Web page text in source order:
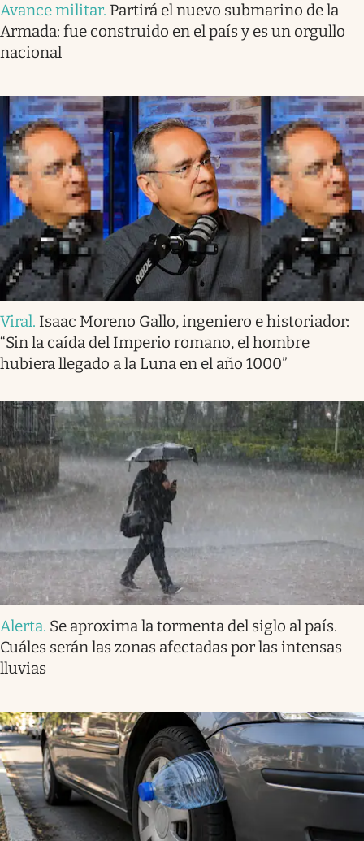
Avance militar. Partirá el nuevo submarino de la
Armada: fue construido en el país y es un orgullo
nacional
Viral. Isaac Moreno Gallo, ingeniero e historiador:
“Sin la caída del Imperio romano, el hombre
hubiera llegado a la Luna en el año 1000”
Alerta. Se aproxima la tormenta del siglo al país.
Cuáles serán las zonas afectadas por las intensas
lluvias